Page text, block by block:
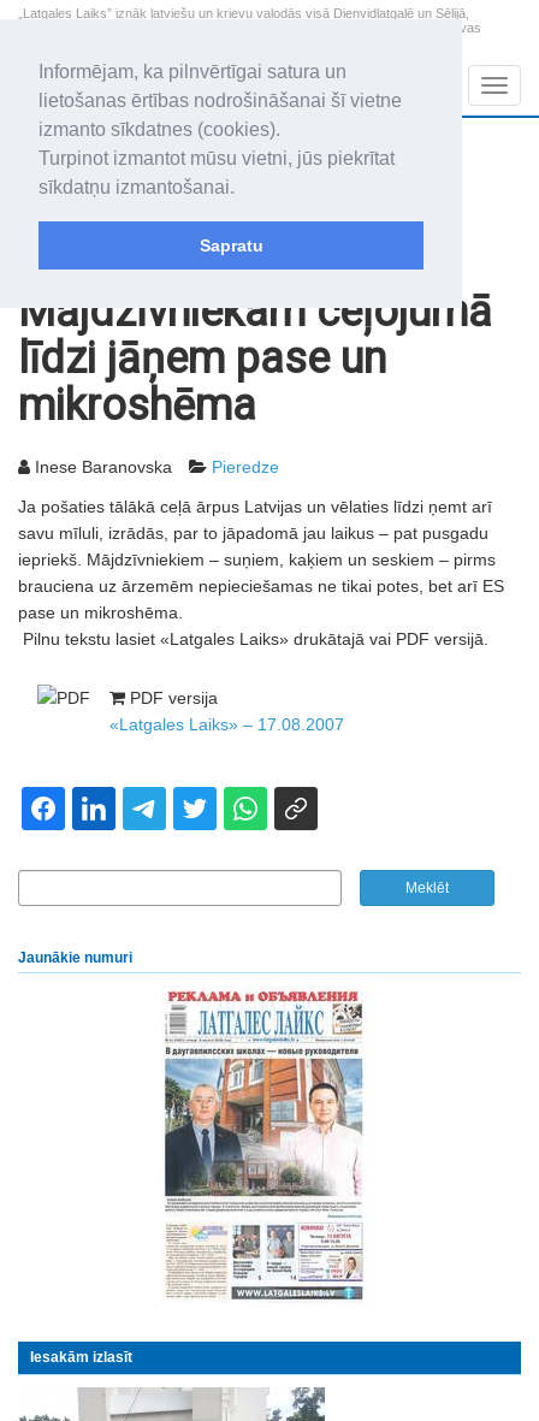
Informējam, ka pilnvērtīgai satura un
lietošanas ērtības nodrošināšanai šī vietne
izmanto sīkdatnes (cookies).
Turpinot izmantot mūsu vietni, jūs piekrītat
sīkdatņu izmantošanai.
Sapratu
„Latgales Laiks” iznāk latviešu un krievu valodās visā Dienvidlatgalē un Sēlijā,
„Latgales Laiks” latviešu valodā aptver Daugavpils valstspilsētu, Augšdaugavas
2026. gada 9. augusts
Svētdiena
Genovefa, Genoveva, Madara
+22.5
Mājdzīvniekam ceļojumā
līdzi jāņem pase un
mikroshēma
Inese Baranovska Pieredze
Ja pošaties tālākā ceļā ārpus Latvijas un vēlaties līdzi ņemt arī
savu mīluli, izrādās, par to jāpadomā jau laikus – pat pusgadu
iepriekš. Mājdzīvniekiem – suņiem, kaķiem un seskiem – pirms
brauciena uz ārzemēm nepieciešamas ne tikai potes, bet arī ES
pase un mikroshēma.
Pilnu tekstu lasiet «Latgales Laiks» drukātajā vai PDF versijā.
PDF versija
«Latgales Laiks» – 17.08.2007
Jaunākie numuri
Iesakām izlasīt